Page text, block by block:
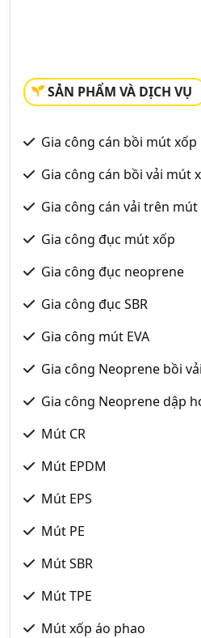
SẢN PHẨM VÀ DỊCH VỤ
Gia công cán bồi mút xốp
Gia công cán bồi vải mút
Gia công cán vải trên mút
Gia công đục mút xốp
Gia công đục neoprene
Gia công đục SBR
Gia công mút EVA
Gia công Neoprene bồi vải
Gia công Neoprene dập
Mút CR
Mút EPDM
Mút EPS
Mút PE
Mút SBR
Mút TPE
Mút xốp áo phao